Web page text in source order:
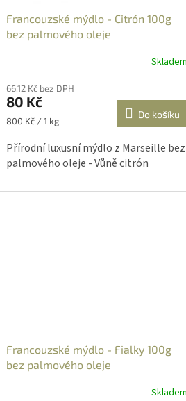
Francouzské mýdlo - Citrón 100g
bez palmového oleje
produktu
je
5,0
5
hvězdiček.
Skladem
66,12 Kč bez DPH
80 Kč
Měrná
800 Kč / 1 kg
Do košíku
Přírodní luxusní mýdlo z Marseille bez
palmového oleje - Vůně citrón
Francouzské mýdlo - Fialky 100g
bez palmového oleje
Skladem